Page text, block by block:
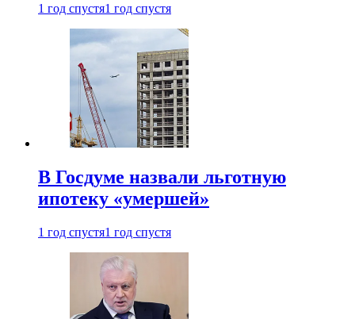
1 год спустя1 год спустя
В Госдуме назвали льготную
ипотеку «умершей»
1 год спустя1 год спустя